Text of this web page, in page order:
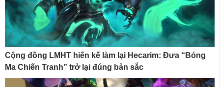
Cộng đồng LMHT hiến kế làm lại Hecarim: Đưa “Bóng
Ma Chiến Tranh” trở lại đúng bản sắc